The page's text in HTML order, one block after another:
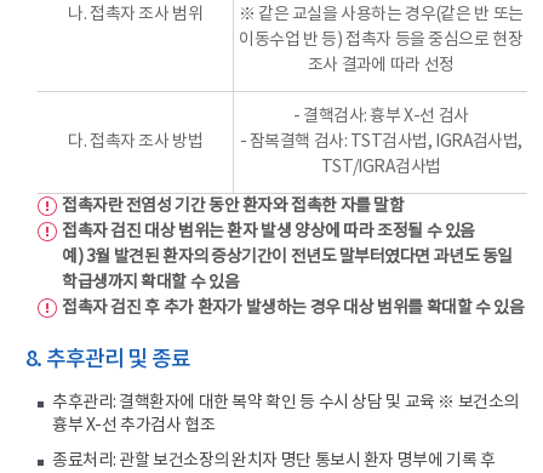
나. 접촉자 조사 범위
※ 같은 교실을 사용하는 경우(같은 반 또는
이동수업 반 등) 접촉자 등을 중심으로 현장
조사 결과에 따라 선정
다. 접촉자 조사 방법
- 결핵검사: 흉부 X-선 검사
- 잠복결핵 검사: TST검사법, IGRA검사법,
TST/IGRA검사법
접촉자란 전염성 기간 동안 환자와 접촉한 자를 말함
접촉자 검진 대상 범위는 환자 발생 양상에 따라 조정될 수 있음
예) 3월 발견된 환자의 증상기간이 전년도 말부터였다면 과년도 동일
학급생까지 확대할 수 있음
접촉자 검진 후 추가 환자가 발생하는 경우 대상 범위를 확대할 수 있음
8. 추후관리 및 종료
추후관리: 결핵환자에 대한 복약 확인 등 수시 상담 및 교육 ※ 보건소의
흉부 X-선 추가검사 협조
종료처리: 관할 보건소장의 완치자 명단 통보시 환자 명부에 기록 후